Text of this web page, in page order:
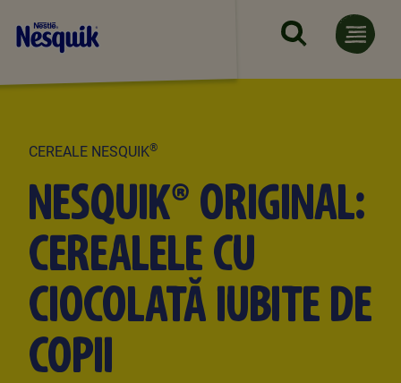
Mergi la conţinutul principal
CEREALE NESQUIK®
NESQUIK® ORIGINAL:
CEREALELE CU
CIOCOLATĂ IUBITE DE
COPII